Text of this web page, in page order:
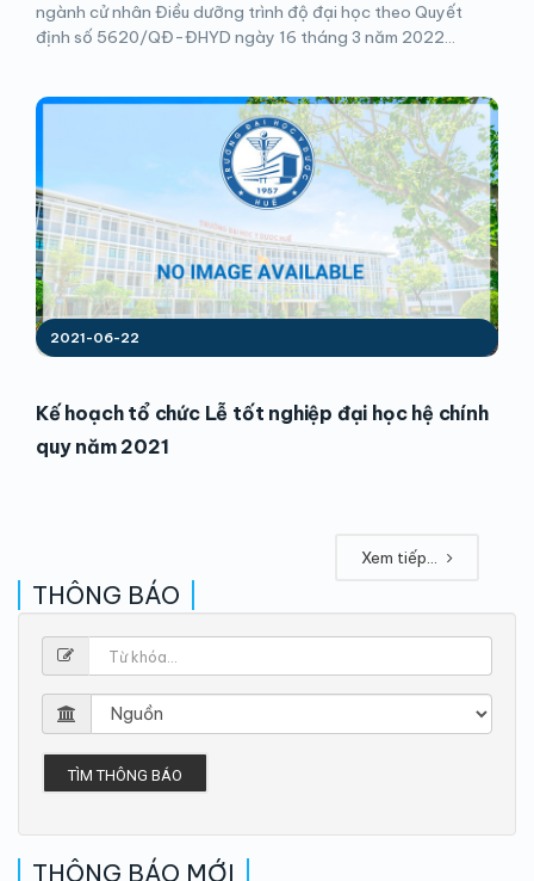
ngành cử nhân Điều dưỡng trình độ đại học theo Quyết
định số 5620/QĐ-ĐHYD ngày 16 tháng 3 năm 2022...
2021-06-22
Kế hoạch tổ chức Lễ tốt nghiệp đại học hệ chính
quy năm 2021
Xem tiếp...
THÔNG BÁO
TÌM THÔNG BÁO
THÔNG BÁO MỚI